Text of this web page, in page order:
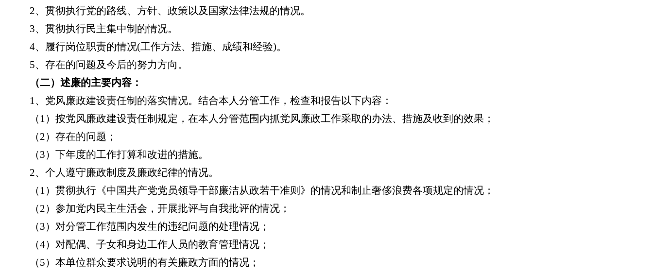
2、贯彻执行党的路线、方针、政策以及国家法律法规的情况。
3、贯彻执行民主集中制的情况。
4、履行岗位职责的情况(工作方法、措施、成绩和经验)。
5、存在的问题及今后的努力方向。
（二）述廉的主要内容：
1、党风廉政建设责任制的落实情况。结合本人分管工作，检查和报告以下内容：
（ 1）按党风廉政建设责任制规定，在本人分管范围内抓党风廉政工作采取的办法、措施及收到的效果；
（2）存在的问题；
（3）下年度的工作打算和改进的措施。
2、个人遵守廉政制度及廉政纪律的情况。
（ 1）贯彻执行《中国共产党党员领导干部廉洁从政若干准则》的情况和制止奢侈浪费各项规定的情况；
（2）参加党内民主生活会，开展批评与自我批评的情况；
（3）对分管工作范围内发生的违纪问题的处理情况；
（4）对配偶、子女和身边工作人员的教育管理情况；
（5）本单位群众要求说明的有关廉政方面的情况；